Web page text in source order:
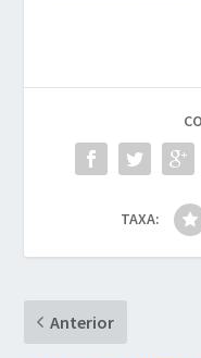
TAXA:
Anterior